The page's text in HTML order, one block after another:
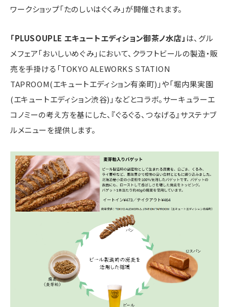
ワークショップ「たのしいはぐくみ」が開催されます。
「PLUSOUPLE エキュートエディション御茶ノ水店」 は、グル
メフェア「おいしいめぐみ」において、クラフトビールの製造・販
売を手掛ける「TOKYO ALEWORKS STATION
TAPROOM(エキュートエディション有楽町)」や「堀内果実園
(エキュートエディション渋谷)」などとコラボ。サーキュラーエ
コノミーの考え方を基にした、『ぐるぐる、つなげる』サステナブ
ルメニューを提供します。